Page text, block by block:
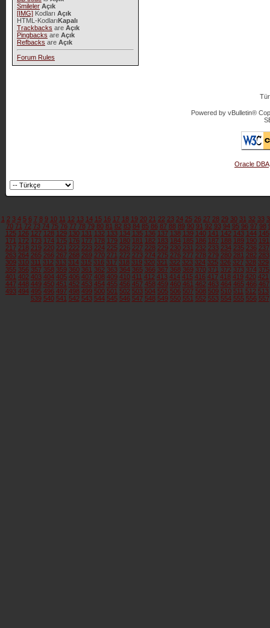
Smileler Açık
[IMG]Kodları Açık
HTML-KodlarıKapalı
Trackbacks are Açık
Pingbacks are Açık
Refbacks are Açık
Forum Rules
Powered by vBulletin®
Oracle DBA
1 2 3 4 5 6 7 8 9 10 11 12 13 14 15 16 17 18 19 20 21 22 23 24 25 26 27 28 29 30 31 32 33
70 71 72 73 74 75 76 77 78 79 80 81 82 83 84 85 86 87 88 89 90 91 92 93 94 95 96 97 98
125 126 127 128 129 130 131 132 133 134 135 136 137 138 139 140 141 142 143 144 145
171 172 173 174 175 176 177 178 179 180 181 182 183 184 185 186 187 188 189 190 191
217 218 219 220 221 222 223 224 225 226 227 228 229 230 231 232 233 234 235 236 237
263 264 265 266 267 268 269 270 271 272 273 274 275 276 277 278 279 280 281 282 283
309 310 311 312 313 314 315 316 317 318 319 320 321 322 323 324 325 326 327 328 329
355 356 357 358 359 360 361 362 363 364 365 366 367 368 369 370 371 372 373 374 375
401 402 403 404 405 406 407 408 409 410 411 412 413 414 415 416 417 418 419 420 421
447 448 449 450 451 452 453 454 455 456 457 458 459 460 461 462 463 464 465 466 467
493 494 495 496 497 498 499 500 501 502 503 504 505 506 507 508 509 510 511 512 513
539 540 541 542 543 544 545 546 547 548 549 550 551 552 553 554 555 556 557